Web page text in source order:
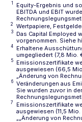
1
Equity-Ergebnis und
EBITDA und EBIT
2 Wertpapiere,
3
Das Capital Employed
vorgenommen. Siehe
4
Erhaltene
umgegliedert (7,8 Mio.
5
Emissionszertifikate
ausgewiesen (66,5
„Änderung von
6 Veränderungen aus
Sie wurden zuvor in
7
Emissionszertifikate
ausgewiesen (11,5
„„Änderung von